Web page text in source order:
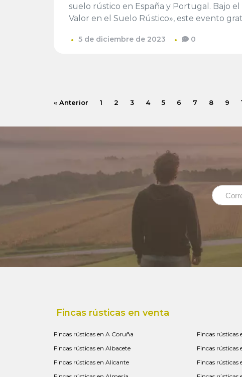
suelo rústico en España y Portugal. Bajo
Valor en el Suelo Rústico», este evento
5 de diciembre de 2023 0
« Anterior 1 2 3 4 5 6 7 8 9
Fincas rústicas en venta
Fincas rústicas en A Coruña
Fincas rústicas en Albacete
Fincas rústicas en Alicante
Fincas rústicas
Fincas rústicas
Fincas rústicas